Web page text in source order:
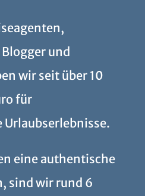
und
wir seit über 10
für
eine authentische
sind wir rund 6